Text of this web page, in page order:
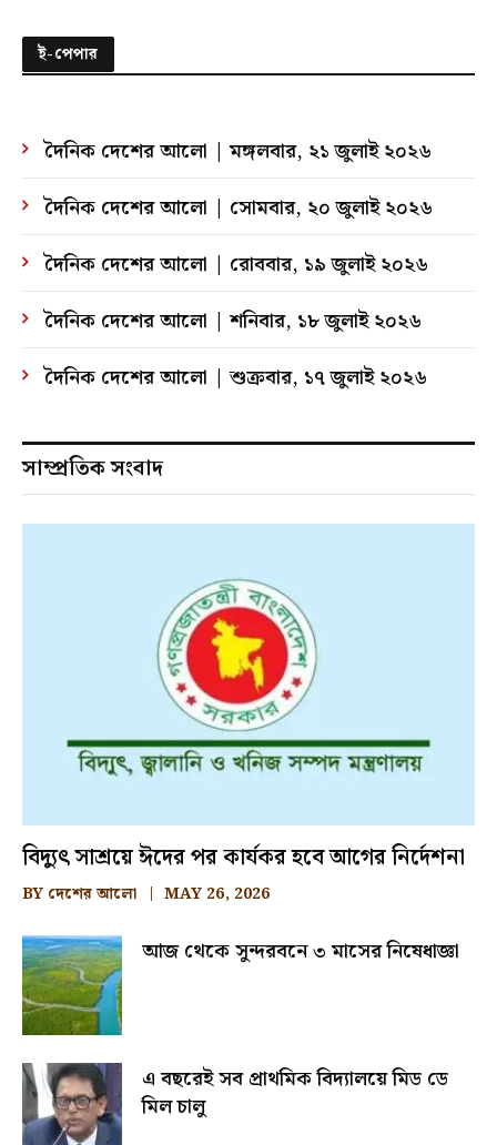
ই-পেপার
দৈনিক দেশের আলো | মঙ্গলবার, ২১ জুলাই ২০২৬
দৈনিক দেশের আলো | সোমবার, ২০ জুলাই ২০২৬
দৈনিক দেশের আলো | রোববার, ১৯ জুলাই ২০২৬
দৈনিক দেশের আলো | শনিবার, ১৮ জুলাই ২০২৬
দৈনিক দেশের আলো | শুক্রবার, ১৭ জুলাই ২০২৬
সাম্প্রতিক সংবাদ
বিদ্যুৎ সাশ্রয়ে ঈদের পর কার্যকর হবে আগের নির্দেশনা
BY দেশের আলো MAY 26, 2026
আজ থেকে সুন্দরবনে ৩ মাসের নিষেধাজ্ঞা
এ বছরেই সব প্রাথমিক বিদ্যালয়ে মিড ডে
মিল চালু